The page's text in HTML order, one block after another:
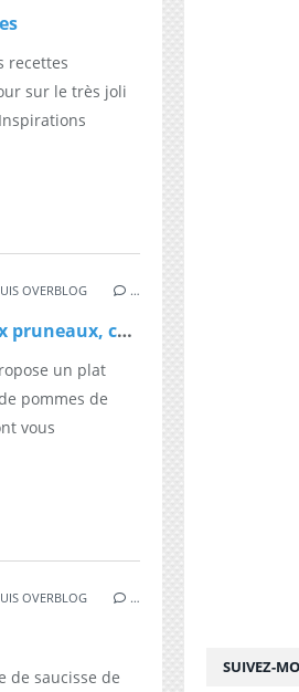
recettes
sur le très joli
OVERBLOG …
Rôti au cidre et aux pruneaux, cuit en cocotte
un plat
pommes de
vous
OVERBLOG …
de saucisse de
SUIVEZ-